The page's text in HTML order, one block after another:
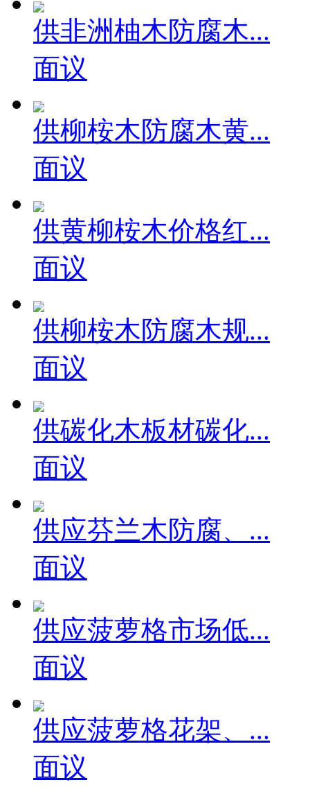
供非洲柚木防腐木...
面议
供柳桉木防腐木黄...
面议
供黄柳桉木价格红...
面议
供柳桉木防腐木规...
面议
供碳化木板材碳化...
面议
供应芬兰木防腐、...
面议
供应菠萝格市场低...
面议
供应菠萝格花架、...
面议